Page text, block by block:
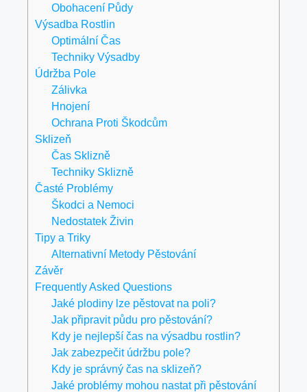
Obohacení Půdy
Výsadba Rostlin
Optimální Čas
Techniky Výsadby
Údržba Pole
Zálivka
Hnojení
Ochrana Proti Škodcům
Sklizeň
Čas Sklizně
Techniky Sklizně
Časté Problémy
Škodci a Nemoci
Nedostatek Živin
Tipy a Triky
Alternativní Metody Pěstování
Závěr
Frequently Asked Questions
Jaké plodiny lze pěstovat na poli?
Jak připravit půdu pro pěstování?
Kdy je nejlepší čas na výsadbu rostlin?
Jak zabezpečit údržbu pole?
Kdy je správný čas na sklizeň?
Jaké problémy mohou nastat při pěstování